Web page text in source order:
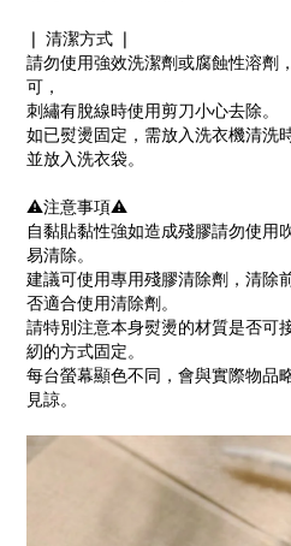
❘ 清潔方式 ❘
請勿使用強效洗潔劑或腐蝕性溶劑
可，
刺繡有脫線時使用剪刀小心去除。
如已熨燙固定，需放入洗衣機清洗
並放入洗衣袋。
⚠️注意事項⚠️
自黏貼黏性強如造成殘膠請勿使用
易清除。
建議可使用專用殘膠清除劑，清除
否適合使用清除劑。
請特別注意本身熨燙的材質是否可
紉的方式固定。
每台螢幕顯色不同，會與實際物品
見諒。